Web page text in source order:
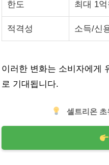
한도 최대 1억
적격성 소득/신
이러한 변화는 소비자에게
로 기대됩니다.
셀트리온